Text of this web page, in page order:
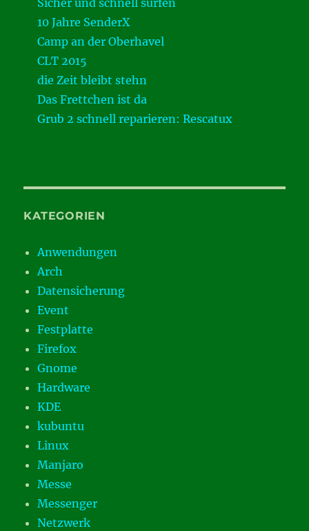
10 Jahre SenderX
Camp an der Oberhavel
CLT 2015
die Zeit bleibt stehn
Das Frettchen ist da
Grub 2 schnell reparieren: Rescatux
KATEGORIEN
Anwendungen
Arch
Datensicherung
Event
Festplatte
Firefox
Gnome
Hardware
KDE
kubuntu
Linux
Manjaro
Messe
Messenger
Netzwerk